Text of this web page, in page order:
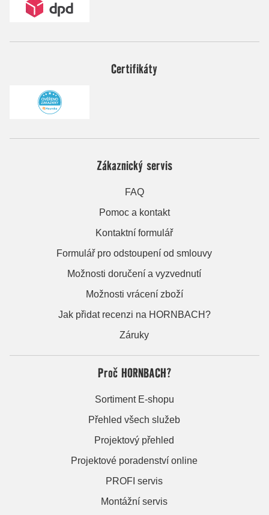
Certifikáty
Zákaznický servis
FAQ
Pomoc a kontakt
Kontaktní formulář
Formulář pro odstoupení od smlouvy
Možnosti doručení a vyzvednutí
Možnosti vrácení zboží
Jak přidat recenzi na HORNBACH?
Záruky
Proč HORNBACH?
Sortiment E-shopu
Přehled všech služeb
Projektový přehled
Projektové poradenství online
PROFI servis
Montážní servis